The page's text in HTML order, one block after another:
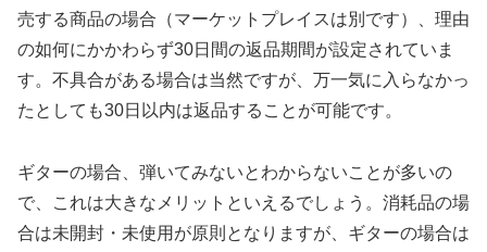
売する商品の場合（マーケットプレイスは別です）、理由
の如何にかかわらず30日間の返品期間が設定されていま
す。不具合がある場合は当然ですが、万一気に入らなかっ
たとしても30日以内は返品することが可能です。
ギターの場合、弾いてみないとわからないことが多いの
で、これは大きなメリットといえるでしょう。消耗品の場
合は未開封・未使用が原則となりますが、ギターの場合は